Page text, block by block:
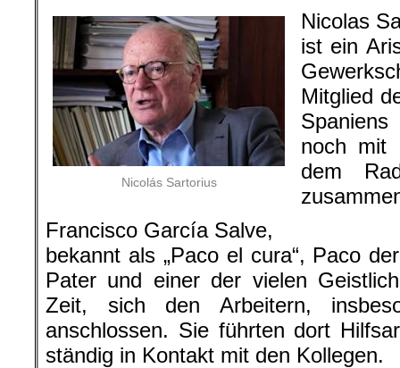
Nicolás Sartorius
Nicolas
ist ein
Mitglied
noch mit
dem
Francisco García Salve,
bekannt als „Paco el cura“, Paco
Pater und einer der vielen
Zeit, sich den Arbeitern,
anschlossen. Sie führten dort
ständig in Kontakt mit den Kollegen.